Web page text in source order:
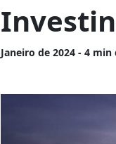
Janeirode 2024 - 4